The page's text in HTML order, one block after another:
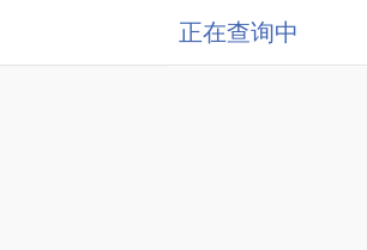
正在查询中